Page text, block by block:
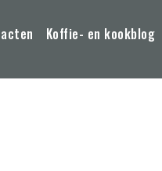
Koffie- en kookblog